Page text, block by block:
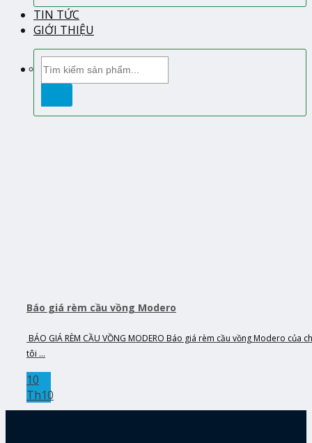
TIN TỨC
GIỚI THIỆU
kiếm:
Báo giá rèm cầu vồng Modero
BÁO GIÁ RÈM CẦU VỒNG MODERO Báo giá rèm cầu vồng Modero của
tôi ...
10
Th10